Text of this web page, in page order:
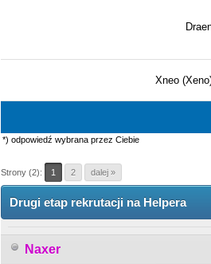
Xneo
*) odpowiedź wybrana przez Ciebie
Strony (2): 1 2 dalej »
Drugi etap rekrutacji na Helpera
Naxer